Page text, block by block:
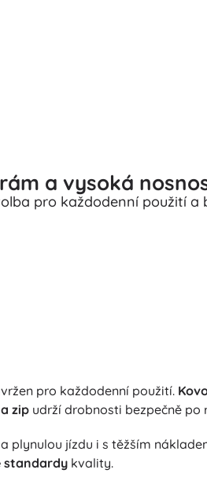
a vysoká
pro každodenní použití a
pro každodenní použití.
zip udrží drobnosti bezpečně po
a plynulou jízdu i s těžším
standardy kvality.